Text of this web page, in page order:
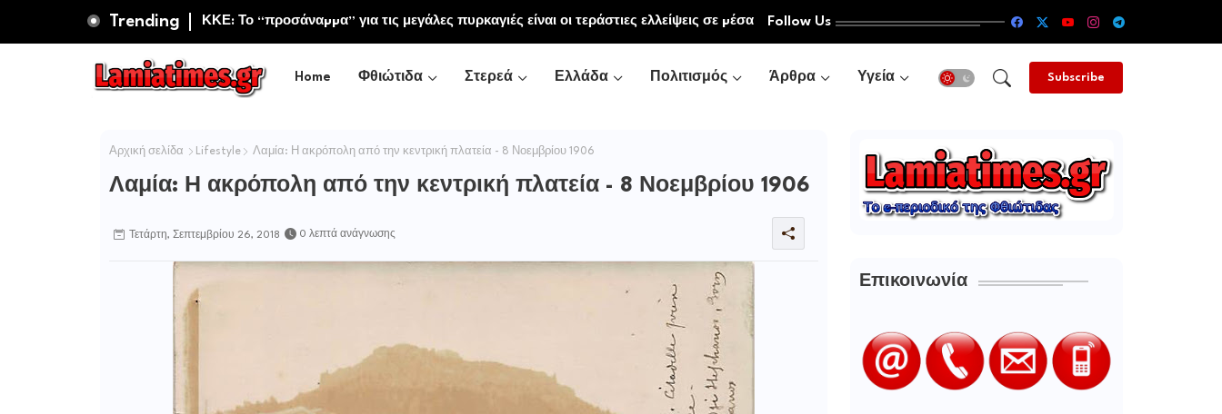
Trending ΚΚΕ: Το “προσάναµµα” για τις μεγάλες πυρκαγιές είναι οι τεράστιες ελλείψεις σε µέσα Follow Us
Home Φθιώτιδα Στερεά Ελλάδα Πολιτισμός Άρθρα Υγεία Subscribe
Αρχική σελίδα Lifestyle Λαμία: Η ακρόπολη από την κεντρική πλατεία - 8 Νοεμβρίου 1906
Λαμία: Η ακρόπολη από την κεντρική πλατεία - 8 Νοεμβρίου 1906
Τετάρτη, Σεπτεμβρίου 26, 2018 0 λεπτά ανάγνωσης
Επικοινωνία